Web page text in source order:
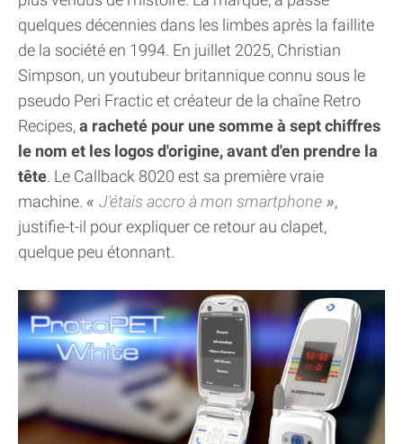
quelques décennies dans les limbes après la faillite
de la société en 1994. En juillet 2025, Christian
Simpson, un youtubeur britannique connu sous le
pseudo Peri Fractic et créateur de la chaîne Retro
Recipes,a racheté pour une somme à sept chiffres
le nom et les logos d'origine, avant d'en prendre la
tête. Le Callback 8020 est sa première vraie
machine.
J'étais accro à mon smartphone
,
justifie-t-il pour expliquer ce retour au clapet,
quelque peu étonnant.